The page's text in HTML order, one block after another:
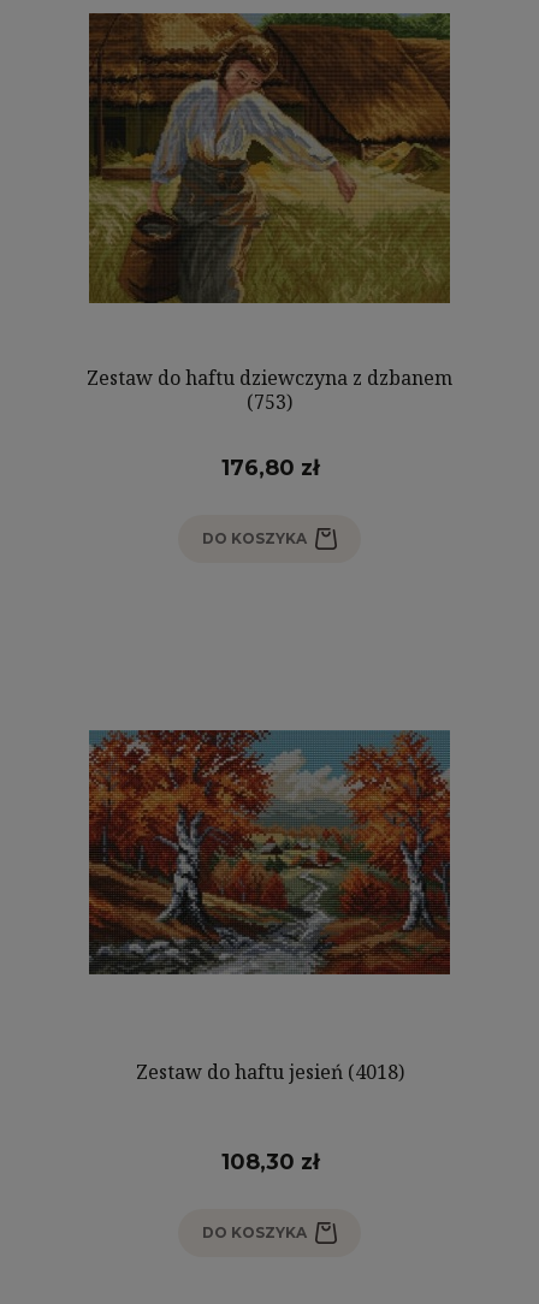
Zestaw do haftu dziewczyna z dzbanem
(753)
176,80 zł
DO KOSZYKA
Zestaw do haftu jesień (4018)
108,30 zł
DO KOSZYKA